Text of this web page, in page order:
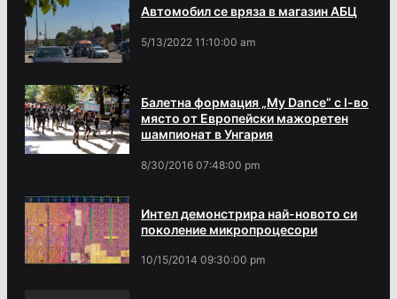
Автомобил се вряза в магазин АБЦ
5/13/2022 11:10:00 am
Балетна формация „My Dance” с І-во
място от Европейски мажоретен
шампионат в Унгария
8/30/2016 07:48:00 pm
Интел демонстрира най-новото си
поколение микропроцесори
10/15/2014 09:30:00 pm